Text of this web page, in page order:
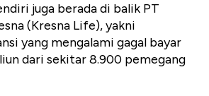
juga berada di balik PT
(Kresna Life), yakni
yang mengalami gagal bayar
dari sekitar 8.900 pemegang